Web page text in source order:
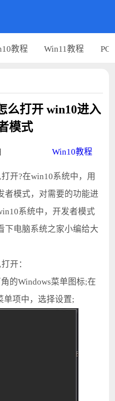
教程 Win11教程 PC
么打开 win10进入
模式
Win10教程
?在win10系统中，用
者模式，对需要的功能进
系统中，开发者模式
下电脑系统之家小编给大
开：
Windows菜单图标;在
单项中，选择设置;